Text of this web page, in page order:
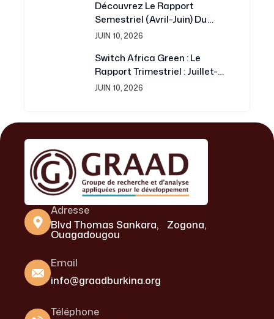
Développement
Découvrez Le Rapport
Semestriel (avril-Juin) Du
Projet Switch Africa Green
JUIN 10, 2026
Switch Africa Green : Le
Rapport Trimestriel : Juillet-
Septembre 2016 Est
JUIN 10, 2026
Adresse
Blvd Thomas Sankara, Zogona,
Ouagadougou
Email
info@graadburkina.org
Téléphone